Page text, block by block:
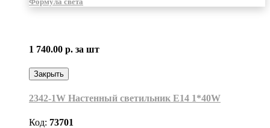
1 740.00 р. за шт
Закрыть
2342-1W Настенный светильник Е14 1*40W
Код: 73701